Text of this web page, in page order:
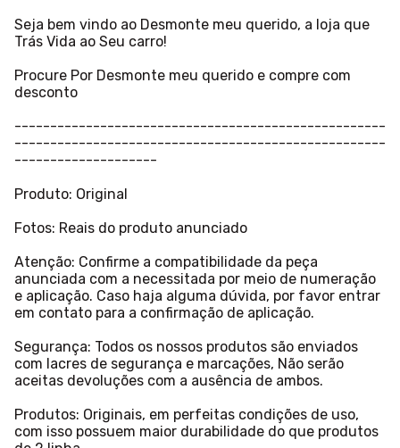
Seja bem vindo ao Desmonte meu querido, a loja que
Trás Vida ao Seu carro!
Procure Por Desmonte meu querido e compre com
desconto
----------------------------------------------------
----------------------------------------------------
--------------------
Produto: Original
Fotos: Reais do produto anunciado
Atenção: Confirme a compatibilidade da peça
anunciada com a necessitada por meio de numeração
e aplicação. Caso haja alguma dúvida, por favor entrar
em contato para a confirmação de aplicação.
Segurança: Todos os nossos produtos são enviados
com lacres de segurança e marcações, Não serão
aceitas devoluções com a ausência de ambos.
Produtos: Originais, em perfeitas condições de uso,
com isso possuem maior durabilidade do que produtos